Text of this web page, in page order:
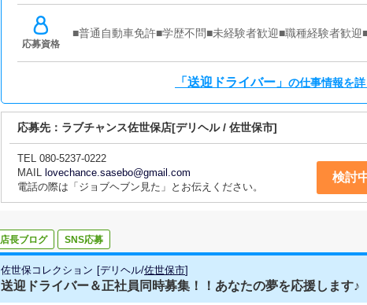
応募資格
■普通自動車免許■学歴不問■未経験者歓迎■職種経験者歓
「送迎ドライバー」 の仕事情報を
応募先： ラブチャンス佐世保店[デリヘル / 佐世保市]
TEL 080-5237-0222
MAIL lovechance.sasebo@gmail.com
電話の際は「ジョブヘブン見た」とお伝えください。
検討
店長ブログ SNS応募
佐世保コレクション [デリヘル/佐世保市]
送迎ドライバー＆正社員同時募集！！あなたの夢を応援します♪